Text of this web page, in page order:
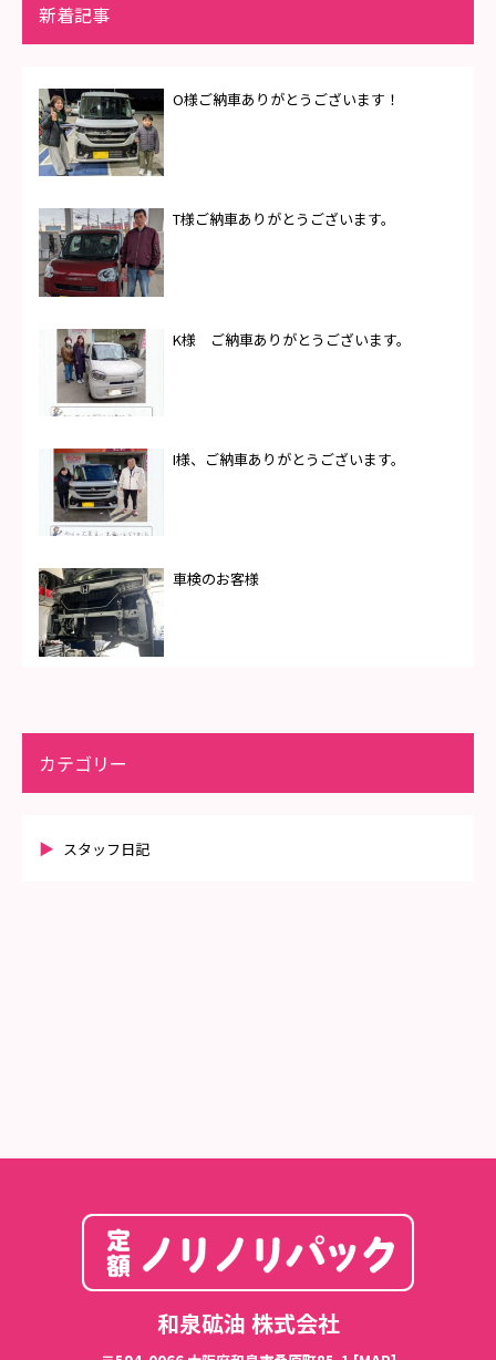
新着記事
O様ご納車ありがとうございます！
T様ご納車ありがとうございます。
K様 ご納車ありがとうございます。
I様、ご納車ありがとうございます。
車検のお客様
カテゴリー
スタッフ日記
和泉砿油 株式会社